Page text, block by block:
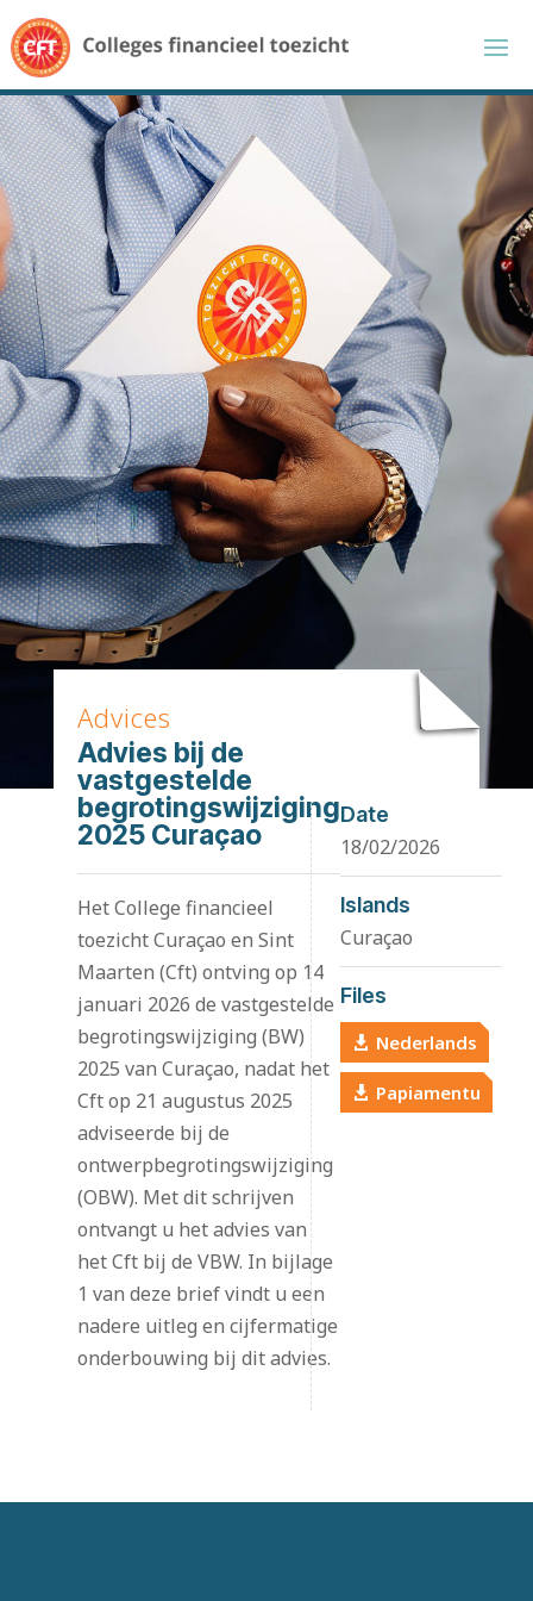
Advices
Advies bij de
vastgestelde
begrotingswijziging
2025 Curaçao
Het College financieel
toezicht Curaçao en Sint
Maarten (Cft) ontving op 14
januari 2026 de vastgestelde
begrotingswijziging (BW)
2025 van Curaçao, nadat het
Cft op 21 augustus 2025
adviseerde bij de
ontwerpbegrotingswijziging
(OBW). Met dit schrijven
ontvangt u het advies van
het Cft bij de VBW. In bijlage
1 van deze brief vindt u een
nadere uitleg en cijfermatige
onderbouwing bij dit advies.
Date
18/02/2026
Islands
Curaçao
Files
Nederlands
Papiamentu